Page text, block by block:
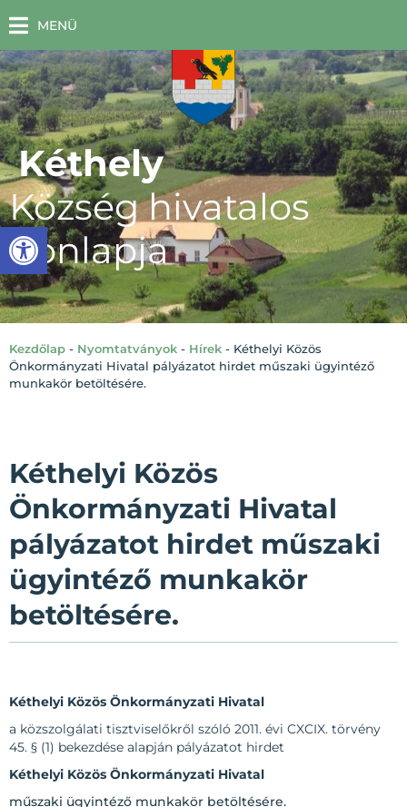
Eszköztár megnyitása
MENÜ
Kéthely
Község hivatalos
honlapja
Kezdőlap - Nyomtatványok - Hírek - Kéthelyi Közös
Önkormányzati Hivatal pályázatot hirdet műszaki ügyintéző
munkakör betöltésére.
Kéthelyi Közös
Önkormányzati Hivatal
pályázatot hirdet műszaki
ügyintéző munkakör
betöltésére.
Kéthelyi Közös Önkormányzati Hivatal
a közszolgálati tisztviselőkről szóló 2011. évi CXCIX. törvény
45. § (1) bekezdése alapján pályázatot hirdet
Kéthelyi Közös Önkormányzati Hivatal
műszaki ügyintéző munkakör betöltésére.